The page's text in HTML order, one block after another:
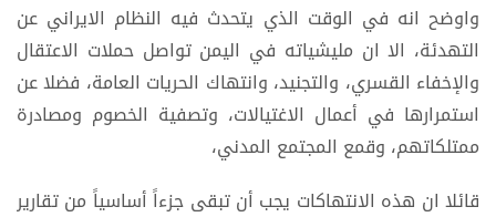
واوضح انه في الوقت الذي يتحدث فيه النظام الايراني عن
التهدئة، الا ان مليشياته في اليمن تواصل حملات الاعتقال
والإخفاء القسري، والتجنيد، وانتهاك الحريات العامة، فضلا عن
استمرارها في أعمال الاغتيالات، وتصفية الخصوم ومصادرة
ممتلكاتهم، وقمع المجتمع المدني،
قائلا ان هذه الانتهاكات يجب أن تبقى جزءاً أساسياً من تقارير